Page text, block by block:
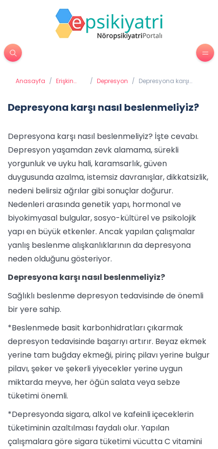
Anasayfa / Erişkin
/ Depresyon / Depresyona karşı
Depresyona karşı nasıl beslenmeliyiz?
Depresyona karşı nasıl beslenmeliyiz? İşte cevabı.
Depresyon yaşamdan zevk alamama, sürekli
yorgunluk ve uyku hali, karamsarlık, güven
duygusunda azalma, istemsiz davranışlar, dikkatsizlik,
nedeni belirsiz ağrılar gibi sonuçlar doğurur.
Nedenleri arasında genetik yapı, hormonal ve
biyokimyasal bulgular, sosyo-kültürel ve psikolojik
yapı en büyük etkenler. Ancak yapılan çalışmalar
yanlış beslenme alışkanlıklarının da depresyona
neden olduğunu gösteriyor.
Depresyona karşı nasıl beslenmeliyiz?
Sağlıklı beslenme depresyon tedavisinde de önemli
bir yere sahip.
*Beslenmede basit karbonhidratları çıkarmak
depresyon tedavisinde başarıyı artırır. Beyaz ekmek
yerine tam buğday ekmeği, pirinç pilavı yerine bulgur
pilavı, şeker ve şekerli yiyecekler yerine uygun
miktarda meyve, her öğün salata veya sebze
tüketimi önemli.
*Depresyonda sigara, alkol ve kafeinli içeceklerin
tüketiminin azaltılması faydalı olur. Yapılan
çalışmalara göre sigara tüketimi vücutta C vitamini